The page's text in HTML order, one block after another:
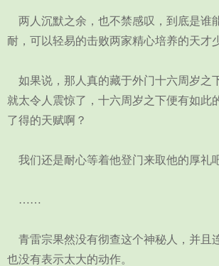
两人沉默之余，也不禁感叹，到底是谁
耐，可以轻易的击败两家精心培养的天才
如果说，那人真的藏于外门十六周岁之
就太令人震惊了，十六周岁之下便有如此
了得的天赋啊？
我们还是耐心等着他登门来取他的厚礼
……
青雷宗果然没有彻查这个神秘人，并且
也没有表示太大的动作。